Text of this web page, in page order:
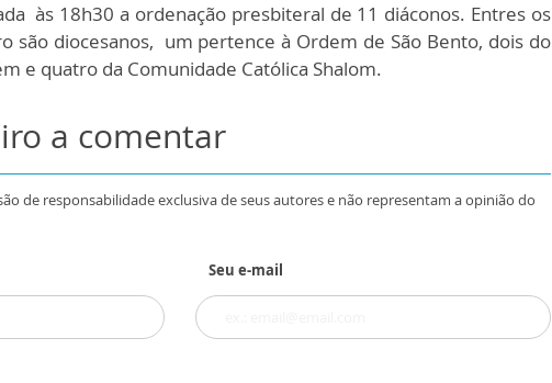
às 18h30 a ordenação presbiteral de 11 diáconos. Entres os
são diocesanos, um pertence à Ordem de São Bento, dois do
e quatro da Comunidade Católica Shalom.
a comentar
de responsabilidade exclusiva de seus autores e não representam a opinião do
Seu e-mail